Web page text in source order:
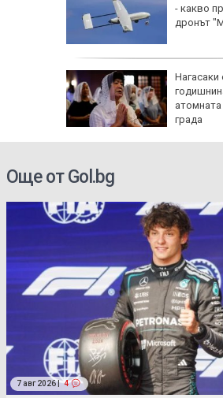
- какво
дронът
Нагасаки
града
Още от Gol.bg
7 авг 2026 | 4